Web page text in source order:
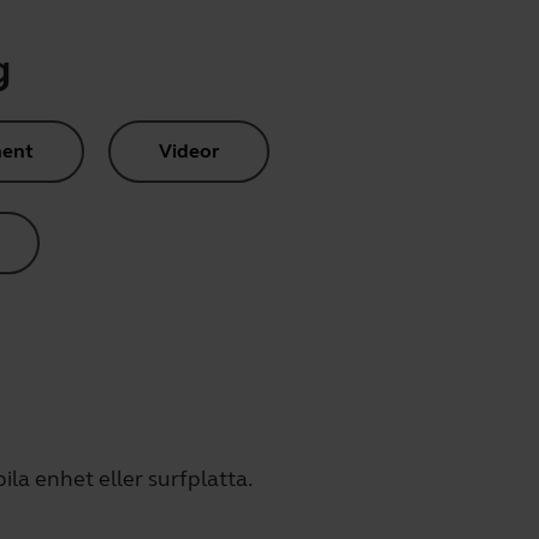
Videor
enhet eller surfplatta.